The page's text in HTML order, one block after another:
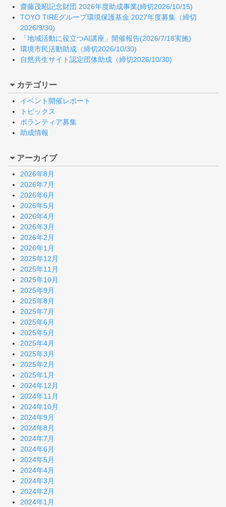
齋藤茂昭記念財団 2026年度助成事業(締切2026/10/15)
TOYO TIREグループ環境保護基金 2027年度募集（締切
2026/9/30)
「地域活動に役立つAI講座」開催報告(2026/7/18実施)
環境市民活動助成（締切2026/10/30)
自然共生サイト認定団体助成（締切2026/10/30)
カテゴリー
イベント開催レポート
トピックス
ボランティア募集
助成情報
アーカイブ
2026年8月
2026年7月
2026年6月
2026年5月
2026年4月
2026年3月
2026年2月
2026年1月
2025年12月
2025年11月
2025年10月
2025年9月
2025年8月
2025年7月
2025年6月
2025年5月
2025年4月
2025年3月
2025年2月
2025年1月
2024年12月
2024年11月
2024年10月
2024年9月
2024年8月
2024年7月
2024年6月
2024年5月
2024年4月
2024年3月
2024年2月
2024年1月